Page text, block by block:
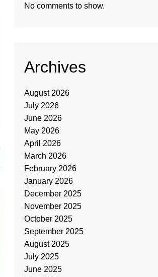
No comments to show.
Archives
August 2026
July 2026
June 2026
May 2026
April 2026
March 2026
February 2026
January 2026
December 2025
November 2025
October 2025
September 2025
August 2025
July 2025
June 2025